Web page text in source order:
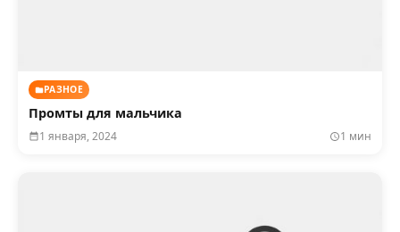
РАЗНОЕ
Промты для мальчика
1 января, 2024 1 мин